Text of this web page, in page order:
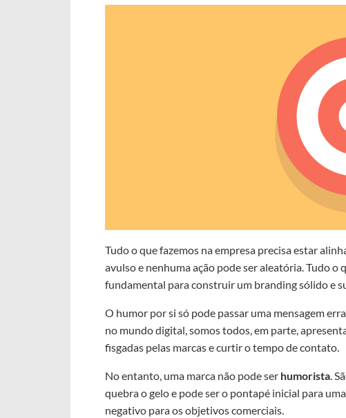
Tudo o que fazemos na empresa precisa estar
avulso e nenhuma ação pode ser aleatória. Tudo o
fundamental para construir um branding sólido e
O humor por si só pode passar uma mensagem
no mundo digital, somos todos, em parte,
fisgadas pelas marcas e curtir o tempo de contato.
No entanto, uma marca não pode ser humorista.
quebra o gelo e pode ser o pontapé inicial para
negativo para os objetivos comerciais.